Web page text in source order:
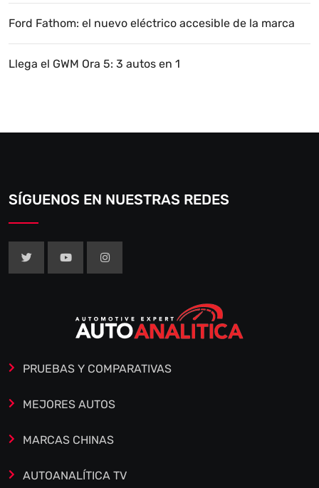
Ford Fathom: el nuevo eléctrico accesible de la marca
Llega el GWM Ora 5: 3 autos en 1
SÍGUENOS EN NUESTRAS REDES
PRUEBAS Y COMPARATIVAS
MEJORES AUTOS
MARCAS CHINAS
AUTOANALÍTICA TV